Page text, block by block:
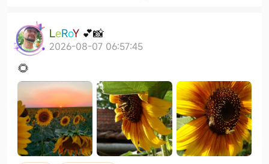
LeRoY 💕📸
2026-08-07 06:57:45
🌻